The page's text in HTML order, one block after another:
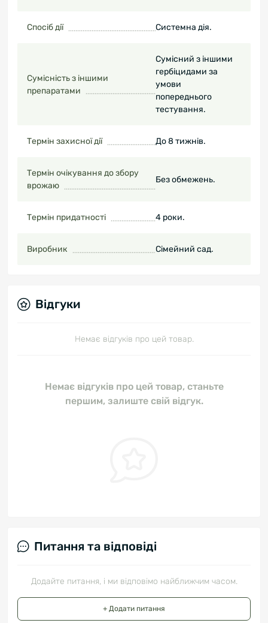
Спосіб дії Системна дія.
Сумісність з іншими
препаратами
Сумісний з іншими
гербіцидами за
умови
попереднього
тестування.
Термін захисної дії До 8 тижнів.
Термін очікування до збору
врожаю
Без обмежень.
Термін придатності 4 роки.
Виробник Сімейний сад.
Відгуки
Немає відгуків про цей товар.
Немає відгуків про цей товар, станьте
першим, залиште свій відгук.
Питання та відповіді
Додайте питання, і ми відповімо найближчим часом.
+ Додати питання